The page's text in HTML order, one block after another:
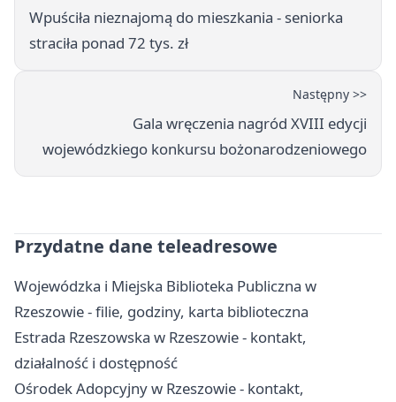
Wpuściła nieznajomą do mieszkania - seniorka
straciła ponad 72 tys. zł
Następny >>
Gala wręczenia nagród XVIII edycji
wojewódzkiego konkursu bożonarodzeniowego
Przydatne dane teleadresowe
Wojewódzka i Miejska Biblioteka Publiczna w
Rzeszowie - filie, godziny, karta biblioteczna
Estrada Rzeszowska w Rzeszowie - kontakt,
działalność i dostępność
Ośrodek Adopcyjny w Rzeszowie - kontakt,